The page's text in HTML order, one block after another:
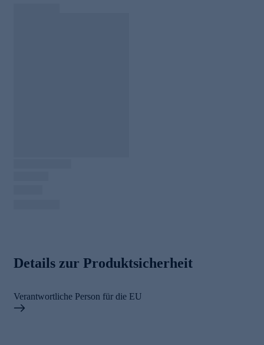
Details zur Produktsicherheit
Verantwortliche Person für die EU